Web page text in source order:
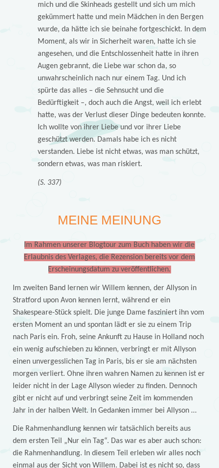
mich und die Skinheads gestellt und sich um mich
gekümmert hatte und mein Mädchen in den Bergen
wurde, da hätte ich sie beinahe fortgeschickt. In dem
Moment, als wir in Sicherheit waren, hatte ich sie
angesehen, und die Entschlossenheit hatte in ihren
Augen gebrannt, die Liebe war schon da, so
unwahrscheinlich nach nur einem Tag. Und ich
spürte das alles – die Sehnsucht und die
Bedürftigkeit –, doch auch die Angst, weil ich erlebt
hatte, was der Verlust dieser Dinge bedeuten konnte.
Ich wollte von ihrer Liebe und vor ihrer Liebe
geschützt werden. Damals habe ich es nicht
verstanden. Liebe ist nicht etwas, was man schützt,
sondern etwas, was man riskiert.
(S. 337)
MEINE MEINUNG
Im Rahmen unserer Blogtour zum Buch haben wir die
Erlaubnis des Verlages, die Rezension bereits vor dem
Erscheinungsdatum zu veröffentlichen.
Im zweiten Band lernen wir Willem kennen, der Allyson in
Stratford upon Avon kennen lernt, während er ein
Shakespeare-Stück spielt. Die junge Dame fasziniert ihn vom
ersten Moment an und spontan lädt er sie zu einem Trip
nach Paris ein. Froh, seine Ankunft zu Hause in Holland noch
ein wenig aufschieben zu können, verbringt er mit Allyson
einen unvergesslichen Tag in Paris, bis er sie am nächsten
morgen verliert. Ohne ihren wahren Namen zu kennen ist er
leider nicht in der Lage Allyson wieder zu finden. Dennoch
gibt er nicht auf und verbringt seine Zeit im kommenden
Jahr in der halben Welt. In Gedanken immer bei Allyson …
Die Rahmenhandlung kennen wir tatsächlich bereits aus
dem ersten Teil „Nur ein Tag“. Das war es aber auch schon:
die Rahmenhandlung. In diesem Teil erleben wir alles noch
einmal aus der Sicht von Willem. Dabei ist es nicht so, dass